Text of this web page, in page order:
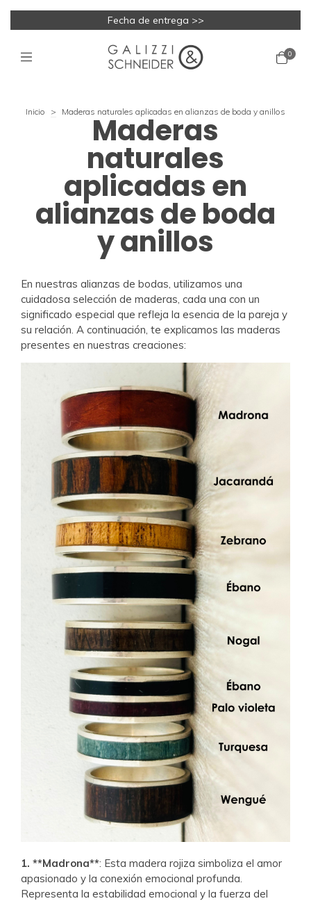
Fecha de entrega >>
0
Inicio > Maderas naturales aplicadas en alianzas de boda y anillos
Maderas
naturales
aplicadas en
alianzas de boda
y anillos
En nuestras alianzas de bodas, utilizamos una
cuidadosa selección de maderas, cada una con un
significado especial que refleja la esencia de la pareja y
su relación. A continuación, te explicamos las maderas
presentes en nuestras creaciones:
1. **Madrona**: Esta madera rojiza simboliza el amor
apasionado y la conexión emocional profunda.
Representa la estabilidad emocional y la fuerza del